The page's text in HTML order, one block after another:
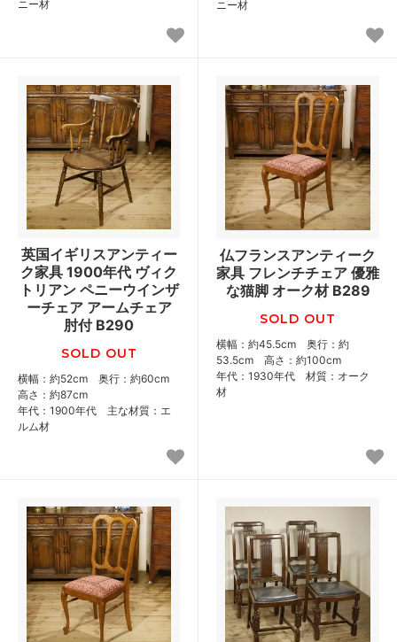
ニー材 ニー材
英国イギリスアンティー
ク家具 1900年代 ヴィク
トリアン ペニーウインザ
ーチェア アームチェア
肘付 B290
SOLD OUT
横幅：約52cm 奥行：約60cm
高さ：約87cm
年代：1900年代 主な材質：エ
ルム材
仏フランスアンティーク
家具 フレンチチェア 優雅
な猫脚 オーク材 B289
SOLD OUT
横幅：約45.5cm 奥行：約
53.5cm 高さ：約100cm
年代：1930年代 材質：オーク
材